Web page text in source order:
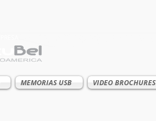
MEMORIAS USB VIDEO BROCHURES